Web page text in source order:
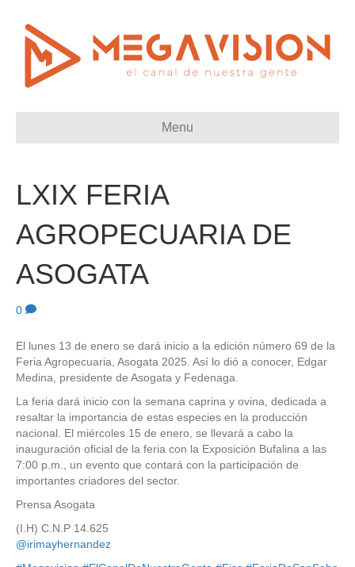
Menu
LXIX FERIA
AGROPECUARIA DE
ASOGATA
0
El lunes 13 de enero se dará inicio a la edición número 69 de la
Feria Agropecuaria, Asogata 2025. Así lo dió a conocer, Edgar
Medina, presidente de Asogata y Fedenaga.
La feria dará inicio con la semana caprina y ovina, dedicada a
resaltar la importancia de estas especies en la producción
nacional. El miércoles 15 de enero, se llevará a cabo la
inauguración oficial de la feria con la Exposición Bufalina a las
7:00 p.m., un evento que contará con la participación de
importantes criadores del sector.
Prensa Asogata
(I.H) C.N.P 14.625
@irimayhernandez